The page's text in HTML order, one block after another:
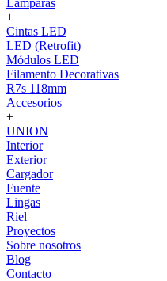
Lámparas
+
Cintas LED
LED (Retrofit)
Módulos LED
Filamento Decorativas
R7s 118mm
Accesorios
+
UNION
Interior
Exterior
Cargador
Fuente
Lingas
Riel
Proyectos
Sobre nosotros
Blog
Contacto